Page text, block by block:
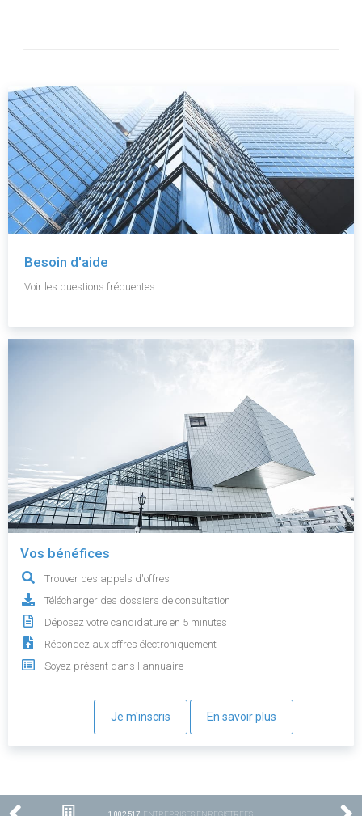
Besoin d'aide
Voir les questions fréquentes.
Vos bénéfices
Trouver des appels d'offres
Télécharger des dossiers de consultation
Déposez votre candidature en 5 minutes
Répondez aux offres électroniquement
Soyez présent dans l'annuaire
Je m'inscris En savoir plus
1 002 517 ENTREPRISES ENREGISTRÉES